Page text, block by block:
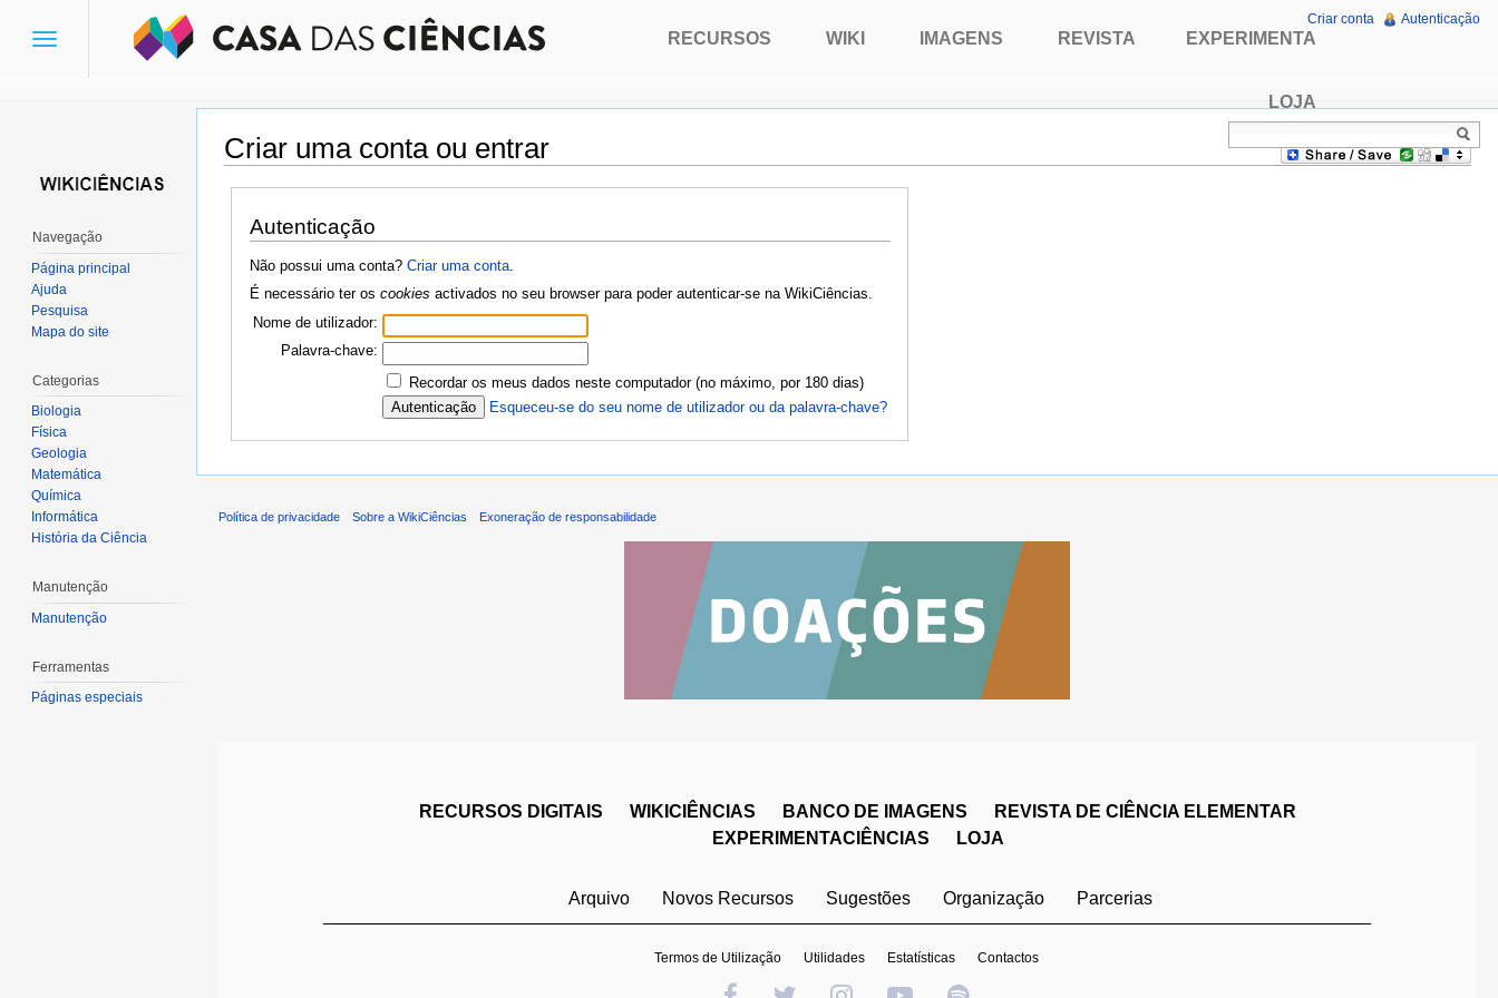
Criar uma conta ou entrar
Ir para:navegação,pesquisa
Autenticação
Não possui uma conta? Criar uma conta.
É necessário ter os cookies activados no seu browser para poder autenticar-se na WikiCiências.
Nome de utilizador:
Palavra-chave:
Recordar os meus dados neste computador (no máximo, por 180 dias)
Esqueceu-se do seu nome de utilizador ou da palavra-chave?
Toggle
RECURSOS WIKI IMAGENS REVISTA EXPERIMENTA
LOJA
Criar conta Autenticação
Navegação
Página principal
Ajuda
Pesquisa
Mapa do site
Categorias
Biologia
Física
Geologia
Matemática
Química
Informática
História da Ciência
Manutenção
Manutenção
Ferramentas
Páginas especiais
Política de privacidade Sobre a WikiCiências Exoneração de responsabilidade
RECURSOS DIGITAIS WIKICIÊNCIAS BANCO DE IMAGENS
REVISTA DE CIÊNCIA ELEMENTAR
EXPERIMENTACIÊNCIAS
LOJA
Arquivo Novos Recursos Sugestões Organização Parcerias
Termos de Utilização Utilidades Estatísticas Contactos